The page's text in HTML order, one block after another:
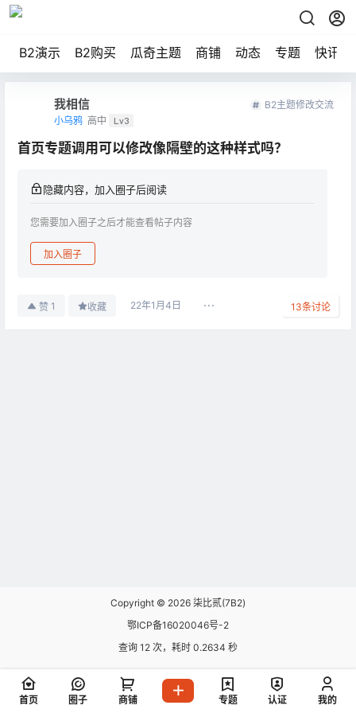
B2演示 B2购买 瓜奇主题 商铺 动态 专题 快讯
我相信
小乌鸦 高中 Lv3
B2主题修改交流
首页专题调用可以修改像隔壁的这种样式吗？
隐藏内容，加入圈子后阅读
您需要加入圈子之后才能查看帖子内容
加入圈子
赞 1 收藏 22年1月4日 13条讨论
Copyright © 2026 柒比贰(7B2)
鄂ICP备16020046号-2
查询 12 次，耗时 0.2634 秒
首页 圈子 商铺 专题 认证 我的